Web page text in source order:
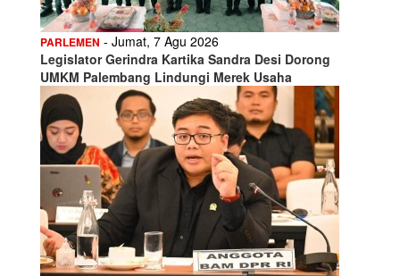
PARLEMEN - Jumat, 7 Agu 2026
Legislator Gerindra Kartika Sandra Desi Dorong
UMKM Palembang Lindungi Merek Usaha